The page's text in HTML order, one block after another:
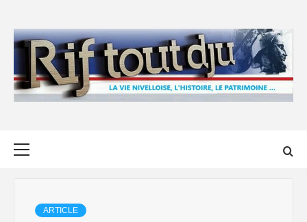
content
ARTICLE